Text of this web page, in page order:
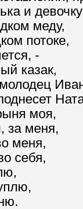
и девочку
меду,
потоке,
-
казак,
моя,
за меня,
меня,
себя,